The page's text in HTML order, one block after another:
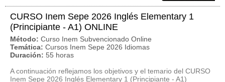
CURSO Inem Sepe 2026 Inglés Elementary 1
(Principiante - A1) ONLINE
Método: Curso Inem Subvencionado Online
Temática: Cursos Inem Sepe 2026 Idiomas
Duración: 55 horas
A continuación reflejamos los objetivos y el temario del CURSO
Inem Sepe 2026 Inglés Elementary 1 (Principiante - A1)